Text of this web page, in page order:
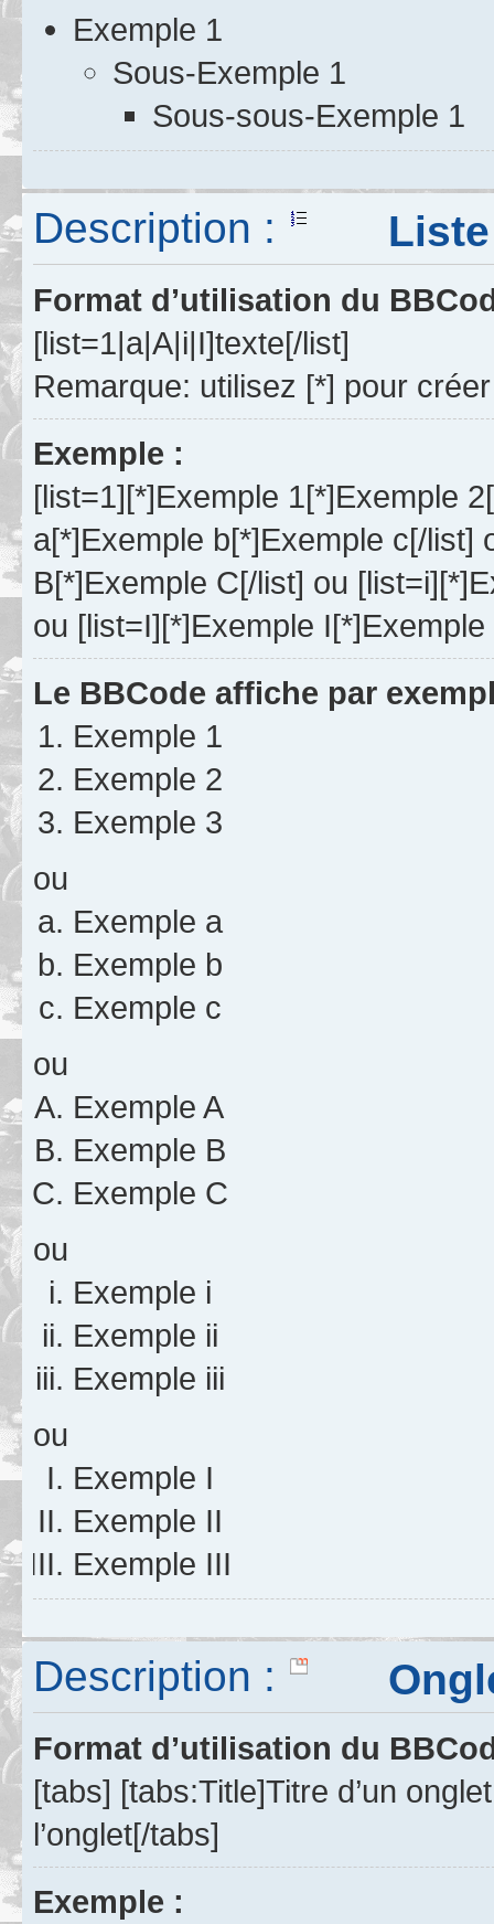
Exemple 1
Sous-Exemple 1
Sous-sous-Exemple 1
Description : Liste
Format d’utilisation du
[list=1|a|A|i|I]texte[/list]
Remarque: utilisez [*] pour
Exemple :
[list=1][*]Exemple 1[*]Exemple
a[*]Exemple b[*]Exemple c[/list]
B[*]Exemple C[/list] ou
ou [list=I][*]Exemple
Le BBCode affiche par
Exemple 1
Exemple 2
Exemple 3
ou
Exemple a
Exemple b
Exemple c
ou
Exemple A
Exemple B
Exemple C
ou
Exemple i
Exemple ii
Exemple iii
ou
Exemple I
Exemple II
Exemple III
Description :
Format d’utilisation du
[tabs] [tabs:Title]Titre d’un
l’onglet[/tabs]
Exemple :